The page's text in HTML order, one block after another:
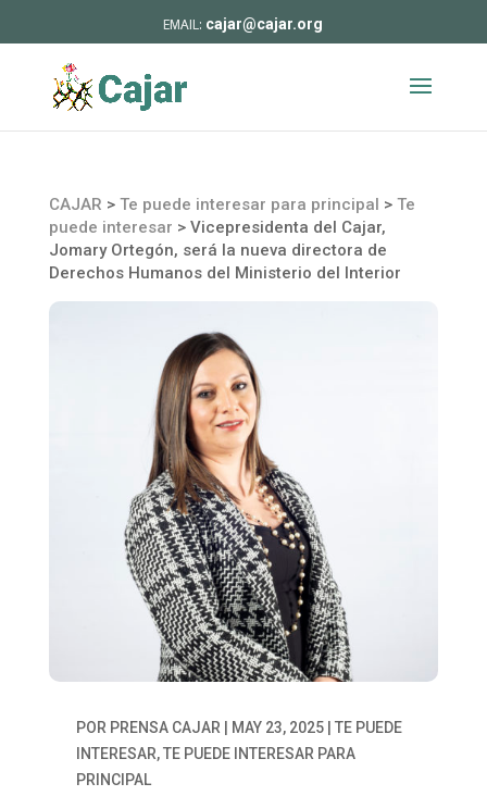
cajar@cajar.org
CAJAR > Te puede interesar para principal > Te
puede interesar > Vicepresidenta del Cajar,
Jomary Ortegón, será la nueva directora de
Derechos Humanos del Ministerio del Interior
POR PRENSA CAJAR MAY 23, 2025| TE PUEDE
INTERESAR,TE PUEDE INTERESAR PARA
PRINCIPAL